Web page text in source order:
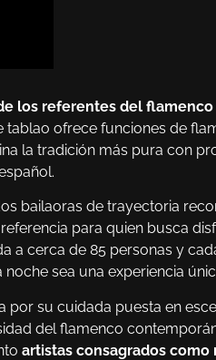
los referentes del
ofrece funciones de
la tradición más pura con
bailaoras de trayectoria
para quien busca
a cerca de 85 personas y
sea una experiencia
por su cuidada puesta en
del flamenco
artistas consagrados como